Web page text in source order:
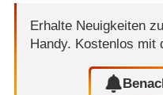
Erhalte Neuigkeiten zu
Handy. Kostenlos mit